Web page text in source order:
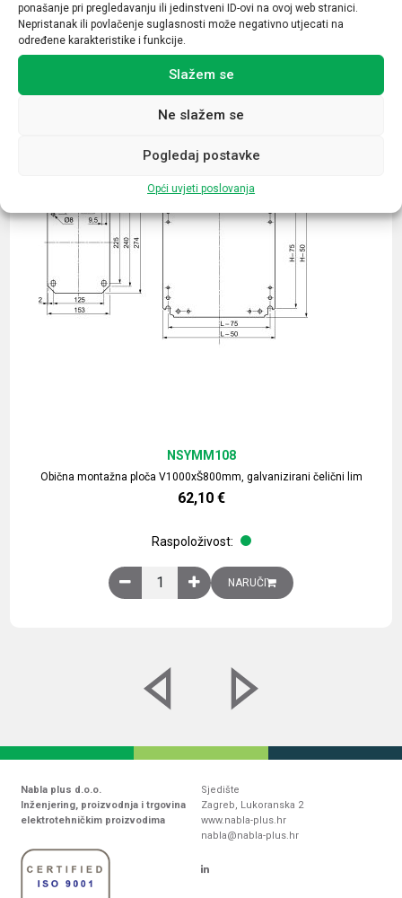
ponašanje pri pregledavanju ili jedinstveni ID-ovi na ovoj web stranici.
Nepristanak ili povlačenje suglasnosti može negativno utjecati na
određene karakteristike i funkcije.
Slažem se
Ne slažem se
Pogledaj postavke
Opći uvjeti poslovanja
Povezani proizvodi
Obična montažna ploča V1000xŠ800mm, galvanizirani čelični lim
NSYMM108
62,10 €
Raspoloživost:
Obična montažna ploča V1000xŠ800mm,
NARUČI
Nabla plus d.o.o.
Inženjering, proizvodnja i trgovina
elektrotehničkim proizvodima
Sjedište
Zagreb, Lukoranska 2
www.nabla-plus.hr
nabla@nabla-plus.hr